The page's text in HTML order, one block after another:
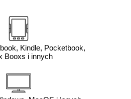
Kindle, Pocketbook,
Booxs i innych